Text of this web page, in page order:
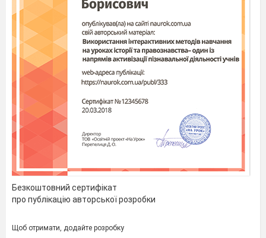
Безкоштовний сертифікат
про публікацію авторської розробки
Щоб отримати, додайте розробку